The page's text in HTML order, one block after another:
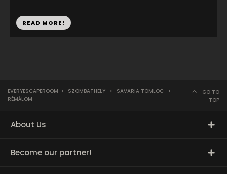
READ MORE!
EVERYESCAPEROOM > SZOMBATHELY > SAVARIA TÖMLÖC >
RÉMÁLOM
GO TO
TOP
About Us
Become our partner!